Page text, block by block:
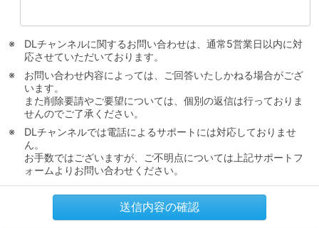
DLチャンネルに関するお問い合わせは、通常5営業日以内に対
応させていただいております。
お問い合わせ内容によっては、ご回答いたしかねる場合がござ
います。
また削除要請やご要望については、個別の返信は行っておりま
せんのでご了承ください。
DLチャンネルでは電話によるサポートには対応しておりませ
ん。
お手数ではございますが、ご不明点については上記サポートフ
ォームよりお問い合わせください。
送信内容の確認